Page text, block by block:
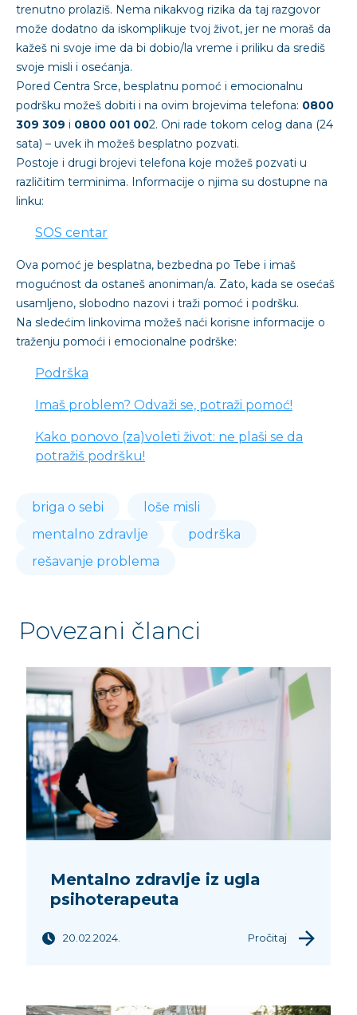
trenutno prolaziš. Nema nikakvog rizika da taj razgovor
može dodatno da iskomplikuje tvoj život, jer ne moraš da
kažeš ni svoje ime da bi dobio/la vreme i priliku da središ
svoje misli i osećanja.
Pored Centra Srce, besplatnu pomoć i emocionalnu
podršku možeš dobiti i na ovim brojevima telefona: 0800
309 309 i 0800 001 002. Oni rade tokom celog dana (24
sata) – uvek ih možeš besplatno pozvati.
Postoje i drugi brojevi telefona koje možeš pozvati u
različitim terminima. Informacije o njima su dostupne na
linku:
SOS centar
Ova pomoć je besplatna, bezbedna po Tebe i imaš
mogućnost da ostaneš anoniman/a. Zato, kada se osećaš
usamljeno, slobodno nazovi i traži pomoć i podršku.
Na sledećim linkovima možeš naći korisne informacije o
traženju pomoći i emocionalne podrške:
Podrška
Imaš problem? Odvaži se, potraži pomoć!
Kako ponovo (za)voleti život: ne plaši se da
potražiš podršku!
briga o sebi
loše misli
mentalno zdravlje
podrška
rešavanje problema
Povezani članci
Mentalno zdravlje iz ugla
psihoterapeuta
20.02.2024. Pročitaj